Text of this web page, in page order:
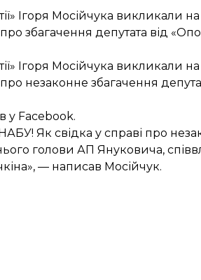
Ігоря Мосійчука викликали
збагачення депутата від
Ігоря Мосійчука викликали
незаконне збагачення
у Facebook.
Як свідка у справі про
голови АП Януковича,
— написав Мосійчук.